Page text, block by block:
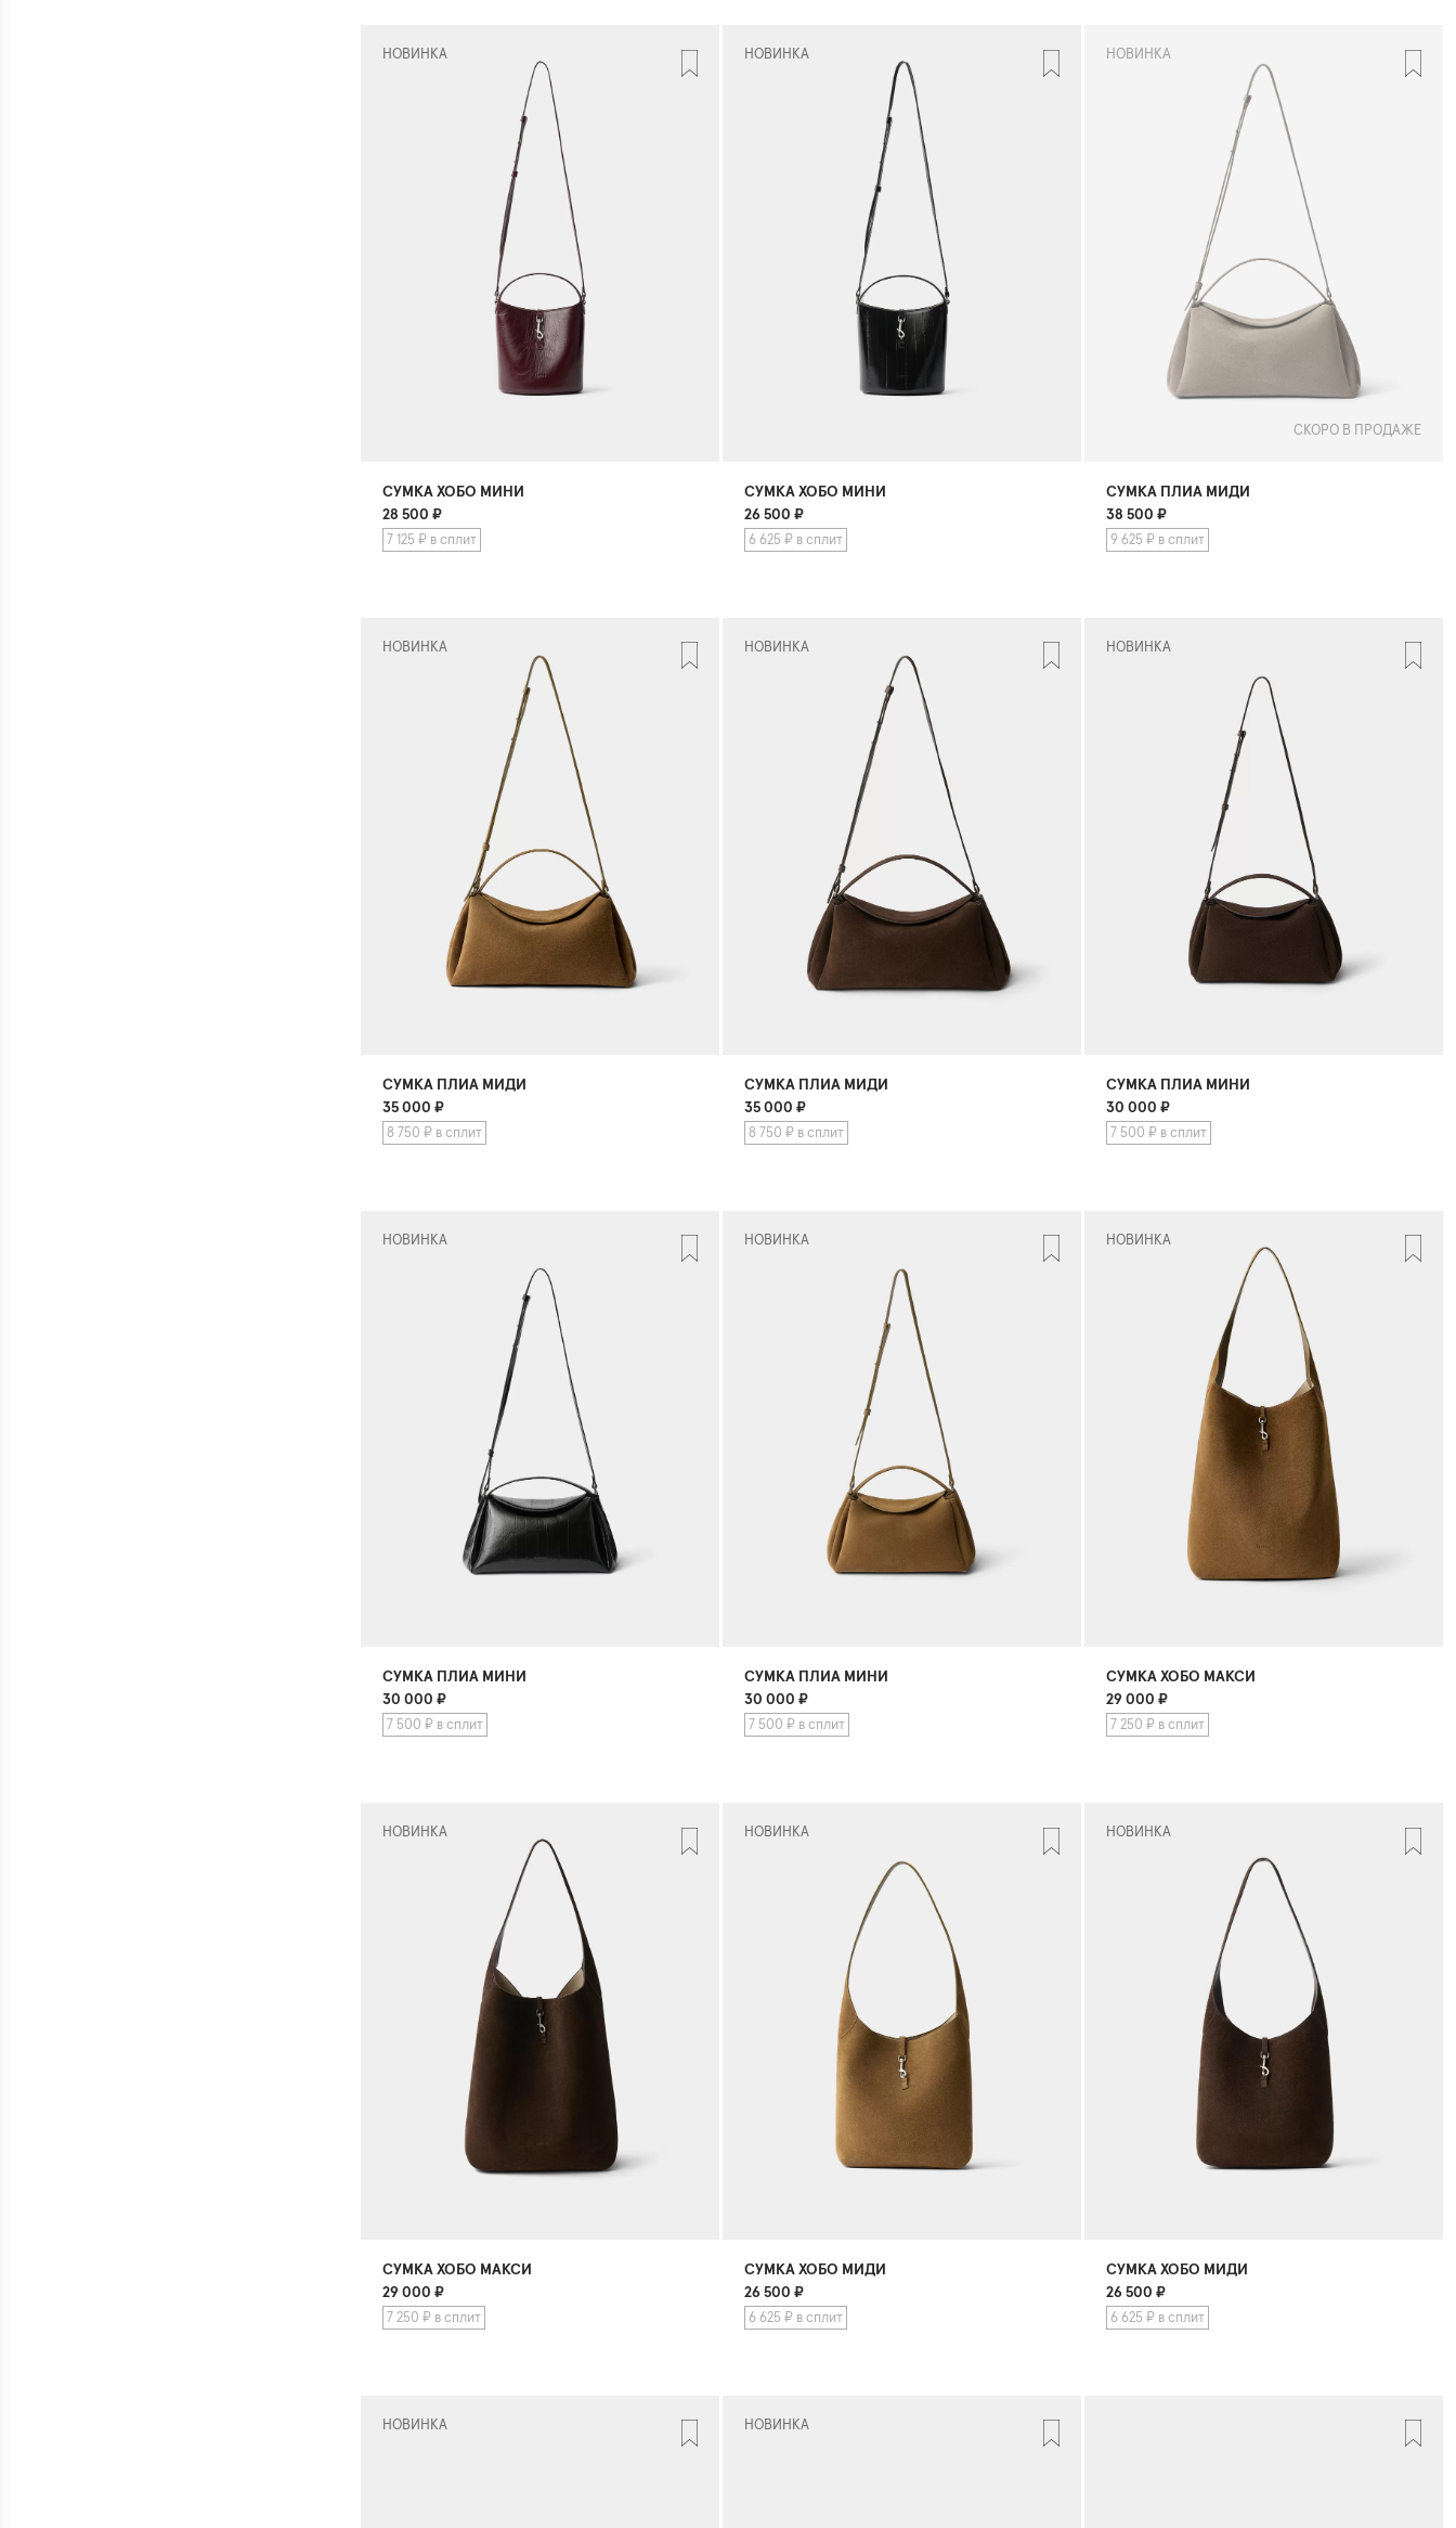
НОВИНКА
СУМКА ХОБО МИНИ
28 500 ₽
7 125 ₽ в сплит
НОВИНКА
СУМКА ХОБО МИНИ
26 500 ₽
6 625 ₽ в сплит
НОВИНКА
СКОРО В ПРОДАЖЕ
СУМКА ПЛИА МИДИ
38 500 ₽
9 625 ₽ в сплит
НОВИНКА
СУМКА ПЛИА МИДИ
35 000 ₽
8 750 ₽ в сплит
НОВИНКА
СУМКА ПЛИА МИДИ
35 000 ₽
8 750 ₽ в сплит
НОВИНКА
СУМКА ПЛИА МИНИ
30 000 ₽
7 500 ₽ в сплит
НОВИНКА
СУМКА ПЛИА МИНИ
30 000 ₽
7 500 ₽ в сплит
НОВИНКА
СУМКА ПЛИА МИНИ
30 000 ₽
7 500 ₽ в сплит
НОВИНКА
СУМКА ХОБО МАКСИ
29 000 ₽
7 250 ₽ в сплит
НОВИНКА
СУМКА ХОБО МАКСИ
29 000 ₽
7 250 ₽ в сплит
НОВИНКА
СУМКА ХОБО МИДИ
26 500 ₽
6 625 ₽ в сплит
НОВИНКА
СУМКА ХОБО МИДИ
26 500 ₽
6 625 ₽ в сплит
НОВИНКА НОВИНКА